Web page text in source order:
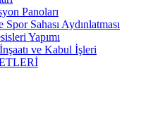
Panoları
Sahası Aydınlatması
Yapımı
ve Kabul İşleri